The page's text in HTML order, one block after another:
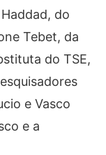
do
Tebet, da
do TSE,
e Vasco
e a